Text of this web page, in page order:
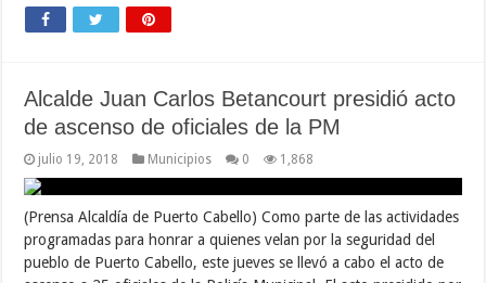
Alcalde Juan Carlos Betancourt presidió acto
de ascenso de oficiales de la PM
julio 19, 2018 Municipios 0 1,868
(Prensa Alcaldía de Puerto Cabello) Como parte de las actividades
programadas para honrar a quienes velan por la seguridad del
pueblo de Puerto Cabello, este jueves se llevó a cabo el acto de